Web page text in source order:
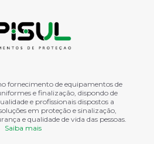
fornecimento de equipamentos de
e finalização, dispondo de
e profissionais dispostos a
em proteção e sinalização,
e qualidade de vida das pessoas.
Saiba mais